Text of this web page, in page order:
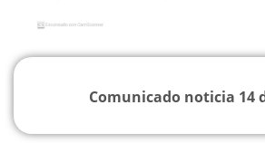
Comunicado noticia 14